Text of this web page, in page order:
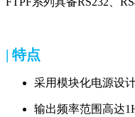
| 特点
采用模块化电源设
输出频率范围高达